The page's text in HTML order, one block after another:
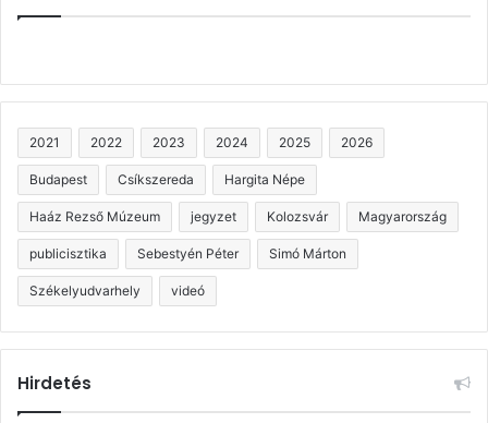
2021 2022 2023 2024 2025 2026
Budapest Csíkszereda Hargita Népe
Haáz Rezső Múzeum jegyzet Kolozsvár Magyarország
publicisztika Sebestyén Péter Simó Márton
Székelyudvarhely videó
Hirdetés